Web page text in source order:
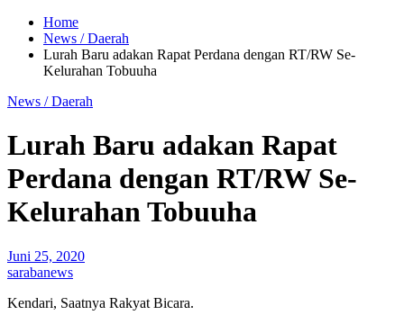
Home
News / Daerah
Lurah Baru adakan Rapat Perdana dengan RT/RW Se-
Kelurahan Tobuuha
News / Daerah
Lurah Baru adakan Rapat
Perdana dengan RT/RW Se-
Kelurahan Tobuuha
Juni 25, 2020
sarabanews
Kendari, Saatnya Rakyat Bicara.